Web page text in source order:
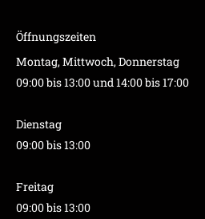
Öffnungszeiten
Montag, Mittwoch, Donnerstag
09:00 bis 13:00 und 14:00 bis 17:00
Dienstag
09:00 bis 13:00
Freitag
09:00 bis 13:00